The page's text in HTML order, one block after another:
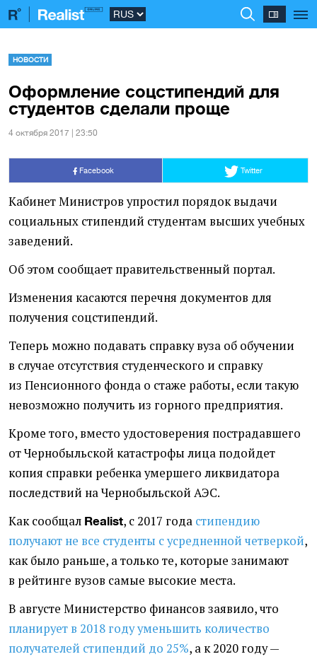
НОВОСТИ
Оформление соцстипендий для
студентов сделали проще
4 октября 2017 | 23:50
Facebook Twitter
Кабинет Министров упростил порядок выдачи
социальных стипендий студентам высших учебных
заведений.
Об этом сообщает правительственный портал.
Изменения касаются перечня документов для
получения соцстипендий.
Теперь можно подавать справку вуза об обучении
в случае отсутствия студенческого и справку
из Пенсионного фонда о стаже работы, если такую
невозможно получить из горного предприятия.
Кроме того, вместо удостоверения пострадавшего
от Чернобыльской катастрофы лица подойдет
копия справки ребенка умершего ликвидатора
последствий на Чернобыльской АЭС.
Как сообщал Realist, с 2017 года стипендию
получают не все студенты с усредненной четверкой,
как было раньше, а только те, которые занимают
в рейтинге вузов самые высокие места.
В августе Министерство финансов заявило, что
планирует в 2018 году уменьшить количество
получателей стипендий до 25%, а к 2020 году —